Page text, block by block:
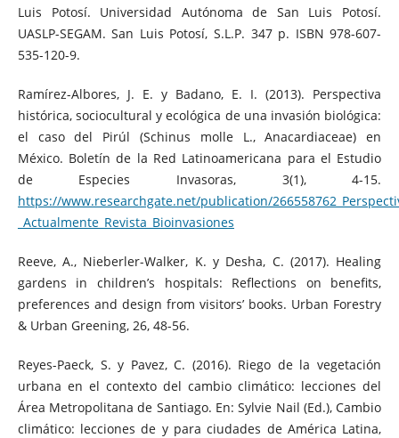
Luis Potosí. Universidad Autónoma de San Luis Potosí.
UASLP-SEGAM. San Luis Potosí, S.L.P. 347 p. ISBN 978-607-
535-120-9.
Ramírez-Albores, J. E. y Badano, E. I. (2013). Perspectiva
histórica, sociocultural y ecológica de una invasión biológica:
el caso del Pirúl (Schinus molle L., Anacardiaceae) en
México. Boletín de la Red Latinoamericana para el Estudio
de Especies Invasoras, 3(1), 4-15.
https://www.researchgate.net/publication/
_Actualmente_Revista_Bioinvasiones
Reeve, A., Nieberler-Walker, K. y Desha, C. (2017). Healing
gardens in children’s hospitals: Reflections on benefits,
preferences and design from visitors’ books. Urban Forestry
& Urban Greening, 26, 48-56.
Reyes-Paeck, S. y Pavez, C. (2016). Riego de la vegetación
urbana en el contexto del cambio climático: lecciones del
Área Metropolitana de Santiago. En: Sylvie Nail (Ed.), Cambio
climático: lecciones de y para ciudades de América Latina,